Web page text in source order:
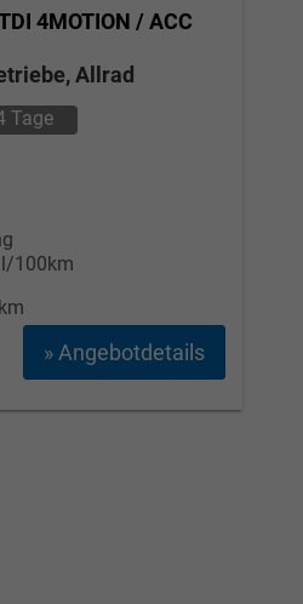
4MOTION / ACC
Allrad
Tage
l/100km
» Angebotdetails